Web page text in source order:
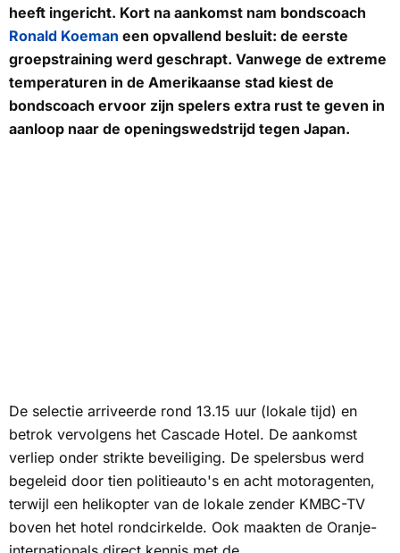
heeft ingericht. Kort na aankomst nam bondscoach
Ronald Koeman een opvallend besluit: de eerste
groepstraining werd geschrapt. Vanwege de extreme
temperaturen in de Amerikaanse stad kiest de
bondscoach ervoor zijn spelers extra rust te geven in
aanloop naar de openingswedstrijd tegen Japan.
De selectie arriveerde rond 13.15 uur (lokale tijd) en
betrok vervolgens het Cascade Hotel. De aankomst
verliep onder strikte beveiliging. De spelersbus werd
begeleid door tien politieauto's en acht motoragenten,
terwijl een helikopter van de lokale zender KMBC-TV
boven het hotel rondcirkelde. Ook maakten de Oranje-